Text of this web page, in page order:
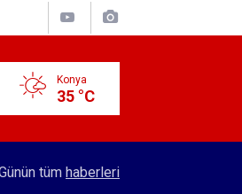
Konya
35 °C
birçok ilde çiftçilerin kullanımı iki
tüm haberleri